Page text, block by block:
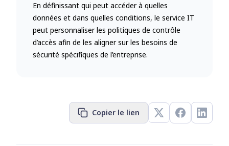
En définissant qui peut accéder à quelles
données et dans quelles conditions, le service IT
peut personnaliser les politiques de contrôle
d’accès afin de les aligner sur les besoins de
sécurité spécifiques de l’entreprise.
Copier le lien